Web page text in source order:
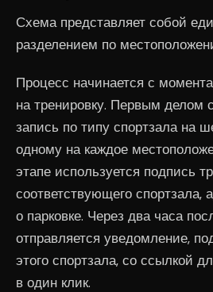
Схема представляет собой
разделением по
Процесс начинается с
на тренировку. Первым делом
запись по типу спортзала на
одному на каждое
этапе используется подпись
соответствующего
о парковке. Через два часа
отправляется уведомление,
этого спортзала, со ссылкой
в один клик.